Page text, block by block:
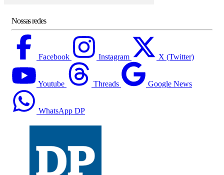
Nossas redes
Facebook Instagram X (Twitter)
Youtube Threads Google News
WhatsApp DP